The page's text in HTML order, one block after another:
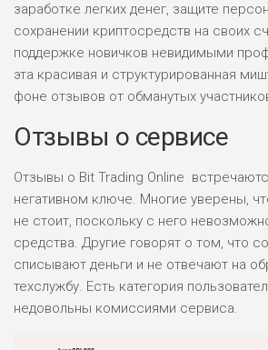
заработке легких денег, защите
сохранении криптосредств на своих
поддержке новичков невидимыми
эта красивая и структурированная
фоне отзывов от обманутых
Отзывы о сервисе
Отзывы о Bit Trading Online
негативном ключе. Многие уверены,
не стоит, поскольку с него
средства. Другие говорят о том, что
списывают деньги и не отвечают на
техслужбу. Есть категория
недовольны комиссиями сервиса.